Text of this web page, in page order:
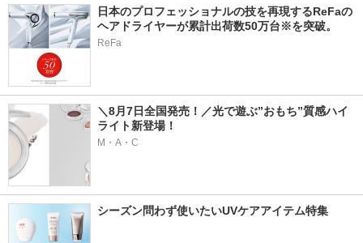
日本のプロフェッショナルの技を再現するReFaの
ヘアドライヤーが累計出荷数50万台※を突破。
ReFa
＼8月7日全国発売！／光で遊ぶ”おもち”質感ハイ
ライト新登場！
M・A・C
シーズン問わず使いたいUVケアアイテム特集